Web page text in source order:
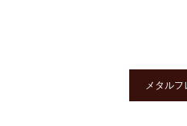
頼 アランミクリ
メタル